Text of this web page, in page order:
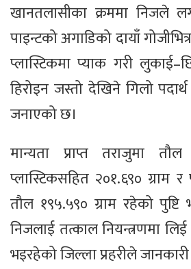
खानतलासीका क्रममा निजले
पाइन्टको अगाडिको दायाँ
प्लास्टिकमा प्याक गरी
हिरोइन जस्तो देखिने गिलो
जनाएको छ।
मान्यता प्राप्त तराजुमा
प्लास्टिकसहित २०१.६९० ग्राम
तौल १९५.५९० ग्राम रहेको
निजलाई तत्काल नियन्त्रणमा
भइरहेको जिल्ला प्रहरीले